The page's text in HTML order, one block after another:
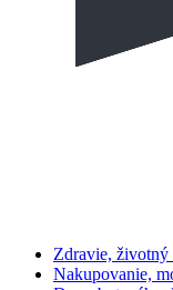
Zdravie, životný
Nakupovanie,